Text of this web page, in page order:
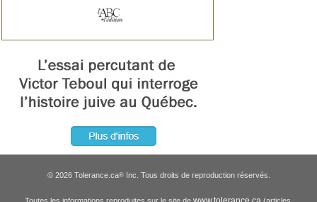
© 2026 Tolerance.ca®Inc. Tous droits de reproduction réservés.